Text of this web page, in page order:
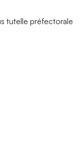
tutelle préfectorale